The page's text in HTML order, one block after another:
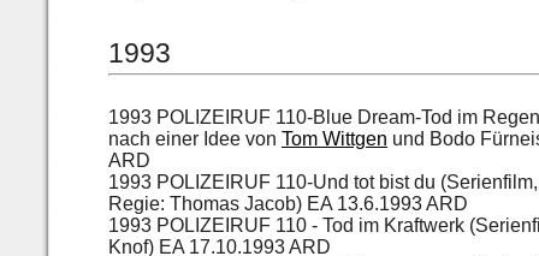
1993
1993 POLIZEIRUF 110-Blue Dream-Tod im
nach einer Idee von Tom Wittgen und Bodo
ARD
1993 POLIZEIRUF 110-Und tot bist du
Regie: Thomas Jacob) EA 13.6.1993 ARD
1993 POLIZEIRUF 110 - Tod im Kraftwerk
Knof) EA 17.10.1993 ARD